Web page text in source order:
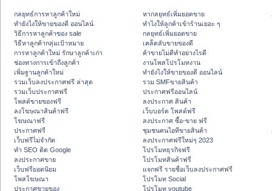
กลยุทธ์การหาลูกค้าใหม่
ทํายังไงให้ขายของดี ออนไลน์
วิธีการหาลูกค้าของ sale
วิธีหาลูกค้ากลุ่มเป้าหมาย
การหาลูกค้าใหม่ รักษาลูกค้าเก่า
ช่องทางการเข้าถึงลูกค้า
เพิ่มฐานลูกค้าใหม่
รวมเว็บลงประกาศฟรี ล่าสุด
รวมเว็บประกาศฟรี
โพสต์ขายของฟรี
ลงโฆษณาสินค้าฟรี
โฆษณาฟรี
ประกาศฟรี
เว็บฟรีไม่จำกัด
ทำ SEO ติด Google
ลงประกาศขาย
เว็บฟรียอดนิยม
โพสโฆษณา
ประกาศขายของ
หากลยุทธ์เพิ่มยอดขาย
ทําไงให้ลูกค้าเข้าร้านเยอะ ๆ
กลยุทธ์เพิ่มยอดขาย
เคล็ดลับขายของดี
ค้าขายไม่ดีทำอย่างไรดี
งานโพสโปรโมทงาน
ทํายังไงให้ขายของดี ออนไลน์
รวม SMFขายสินค้า
ประกาศฟรีออนไลน์
ลงประกาศ สินค้า
เว็บบอร์ด โพสต์ฟรี
ลงประกาศ ซื้อ-ขาย ฟรี
ชุมชนคนไอทีขายสินค้า
ลงประกาศฟรีใหม่ๆ 2023
โปรโมทธุรกิจฟรี
โปรโมทสินค้าฟรี
แจกฟรี รายชื่อเว็บลงประกาศฟรี
โปรโมท Social
โปรโมท youtube